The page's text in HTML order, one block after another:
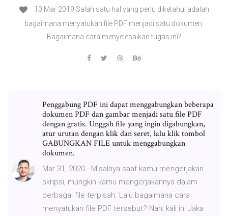
10 Mar 2019 Salah satu hal yang perlu diketahui adalah
bagaimana menyatukan file PDF menjadi satu dokumen.
Bagaimana cara menyelesaikan tugas ini?
Penggabung PDF ini dapat menggabungkan beberapa
dokumen PDF dan gambar menjadi satu file PDF
dengan gratis. Unggah file yang ingin digabungkan,
atur urutan dengan klik dan seret, lalu klik tombol
GABUNGKAN FILE untuk menggabungkan
dokumen.
Mar 31, 2020 · Misalnya saat kamu mengerjakan
skripsi, mungkin kamu mengerjakannya dalam
berbagai file terpisah. Lalu bagaimana cara
menyatukan file PDF tersebut? Nah, kali ini Jaka